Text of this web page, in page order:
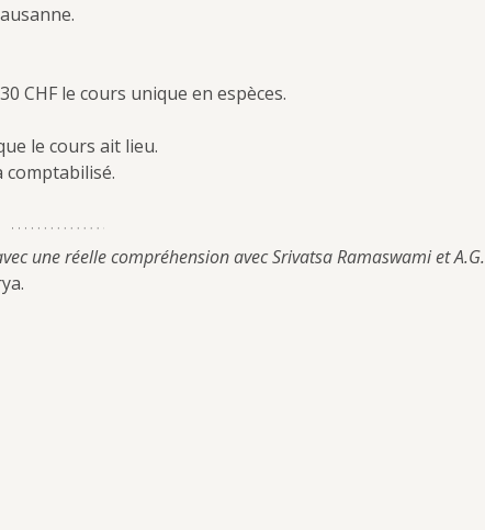
CHF le cours unique en espèces.
le cours ait lieu.
comptabilisé.
une réelle compréhension avec Srivatsa Ramaswami et A.G.